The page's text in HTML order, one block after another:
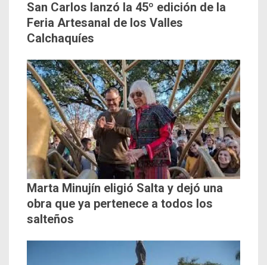
San Carlos lanzó la 45º edición de la
Feria Artesanal de los Valles
Calchaquíes
Marta Minujín eligió Salta y dejó una
obra que ya pertenece a todos los
salteños